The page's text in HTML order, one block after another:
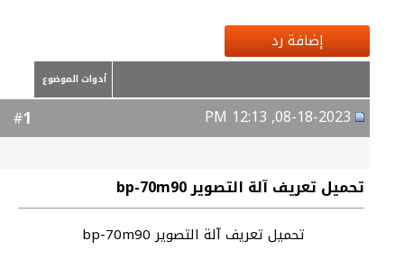
إضافة رد
أدوات الموضوع
1
تحميل تعريف آلة التصوير bp-70m90
تحميل تعريف آلة التصوير bp-70m90